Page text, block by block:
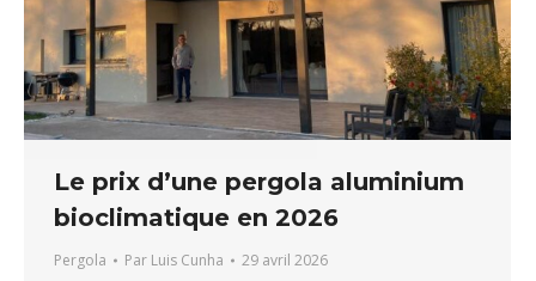
Le prix d’une pergola aluminium
bioclimatique en 2026
Pergola Par Luis Cunha 29 avril 2026